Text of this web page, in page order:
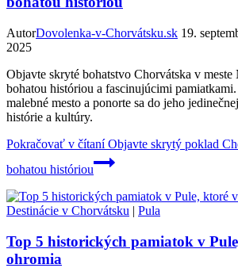
AutorDovolenka-v-Chorvátsku.sk 19.
2025
Objavte skryté bohatstvo Chorvátska v meste
bohatou históriou a fascinujúcimi
malebné mesto a ponorte sa do jeho
histórie a kultúry.
Pokračovať v čítaníObjavte skrytý poklad
bohatou históriou
Destinácie v Chorvátsku | Pula
Top 5 historických pamiatok v
ohromia